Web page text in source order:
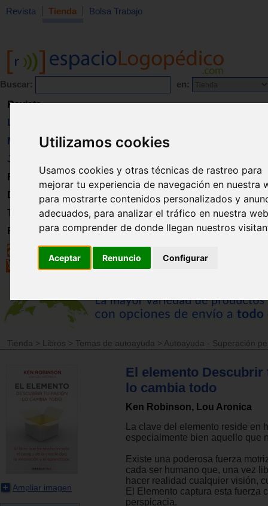
Utilizamos cookies
Usamos cookies y otras técnicas de rastreo para
mejorar tu experiencia de navegación en nuestra
para mostrarte contenidos personalizados y
adecuados, para analizar el tráfico en nuestra
para comprender de donde llegan nuestros
Aceptar Renuncio Configurar
Revista Tienda Bolsa Trabajo
Buscar: en:
Revista
Libros
Material
Juguetes
Formación
Directorio
Trabajo
Registro
Tienda > Libros > Temas de autoayuda > Autoayuda - Superación
Ampliar imagen
El elemento Descubrir
lo cambia todo
Ken Robinson, Lou Aronica
La clave del elemento reside en
especialmente bien aquello que
Existe una poderosa fuerza
cada ser humano que, una vez
hacer realidad cualquier visión,
El Elemento captura esta fuerza
perspicacia.